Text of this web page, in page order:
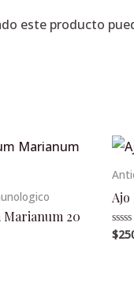
este producto
20
en
$